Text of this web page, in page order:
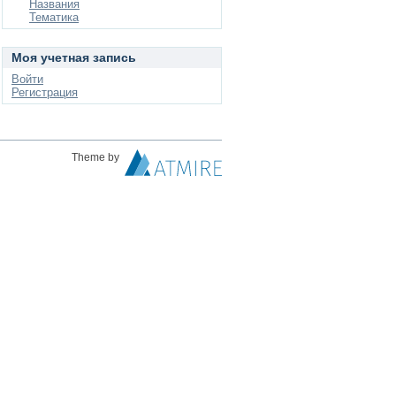
Названия
Тематика
Моя учетная запись
Войти
Регистрация
Theme by